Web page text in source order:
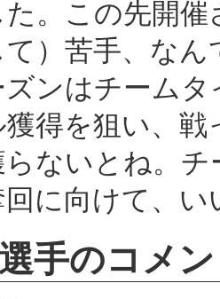
た。この先開
て）苦手、な
ズンはチーム
獲得を狙い、
らないとね。
回に向けて、
手のコメ